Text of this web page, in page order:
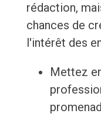
rédaction,
chances de
l'intérêt des
Mettez